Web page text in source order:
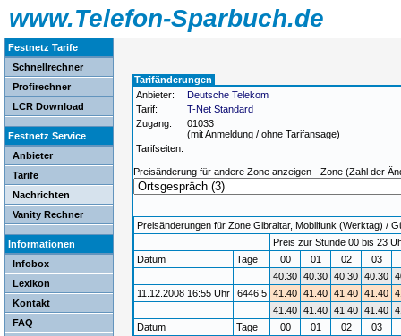
www.Telefon-Sparbuch.de
Festnetz Tarife
Schnellrechner
Profirechner
LCR Download
Festnetz Service
Anbieter
Tarife
Nachrichten
Vanity Rechner
Informationen
Infobox
Lexikon
Kontakt
FAQ
Tarifänderungen
Anbieter:
Deutsche Telekom
Tarif:
T-Net Standard
Zugang:
01033
(mit Anmeldung / ohne Tarifansage)
Tarifseiten:
Preisänderung für andere Zone anzeigen - Zone (Zahl der
Preisänderungen für Zone Gibraltar, Mobilfunk (Werktag) /
Preis zur Stunde 00 bis 23
Datum
Tage 00 01 02 03
40.30 40.30 40.30 40.30
11.12.2008 16:55 Uhr
6446.5 41.40 41.40 41.40 41.40
41.40 41.40 41.40 41.40
Datum
Tage 00 01 02 03